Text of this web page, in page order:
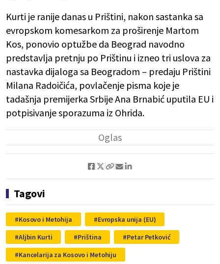
Kurti je ranije danas u Prištini, nakon sastanka sa
evropskom komesarkom za proširenje Martom
Kos, ponovio optužbe da Beograd navodno
predstavlja pretnju po Prištinu i izneo tri uslova za
nastavka dijaloga sa Beogradom – predaju Prištini
Milana Radoičića, povlačenje pisma koje je
tadašnja premijerka Srbije Ana Brnabić uputila EU i
potpisivanje sporazuma iz Ohrida.
Tagovi
Kosovo i Metohija
Evropska unija (EU)
Aljbin Kurti
Priština
Petar Petković
Kancelarija za Kosovo i Metohiju